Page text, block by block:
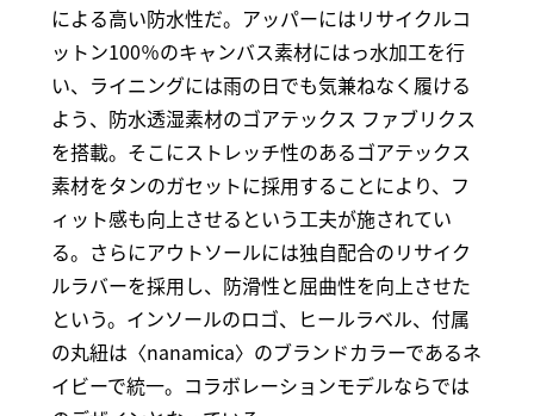
による高い防水性だ。アッパーにはリサイクルコ
ットン100％のキャンバス素材にはっ水加工を行
い、ライニングには雨の日でも気兼ねなく履ける
よう、防水透湿素材のゴアテックス ファブリクス
を搭載。そこにストレッチ性のあるゴアテックス
素材をタンのガセットに採用することにより、フ
ィット感も向上させるという工夫が施されてい
る。さらにアウトソールには独自配合のリサイク
ルラバーを採用し、防滑性と屈曲性を向上させた
という。インソールのロゴ、ヒールラベル、付属
の丸紐は〈nanamica〉のブランドカラーであるネ
イビーで統一。コラボレーションモデルならでは